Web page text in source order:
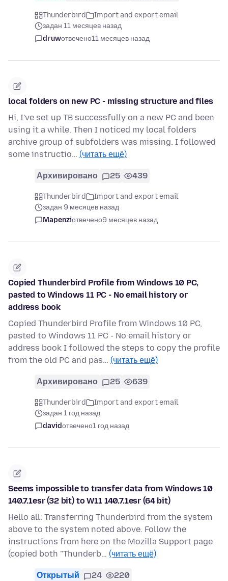
Thunderbird
Import and export email
задан 11 месяцев назад
druwотвечено11 месяцев назад
local folders on new PC - missing structure and files
Hi, I've set up TB successfully on a new PC and been
using it a while. Then I noticed my local folders
archive group of subfolders was missing. I followed
some instructio… (читать ещё)
Архивировано 25 439
Thunderbird
Import and export email
задан 9 месяцев назад
Mapenziотвечено9 месяцев назад
Copied Thunderbird Profile from Windows 10 PC,
pasted to Windows 11 PC - No email history or
address book
Copied Thunderbird Profile from Windows 10 PC,
pasted to Windows 11 PC - No email history or
address book I followed the steps to copy the profile
from the old PC and pas… (читать ещё)
Архивировано 25 639
Thunderbird
Import and export email
задан 1 год назад
davidотвечено1 год назад
Seems impossible to transfer data from Windows 10
140.7.1esr (32 bit) to W11 140.7.1esr (64 bit)
Hello all: Transferring Thunderbird from the system
above to the system noted above. Follow the
instructions from here on the Mozilla Support page
(copied both "Thunderb… (читать ещё)
Открытый 24 220